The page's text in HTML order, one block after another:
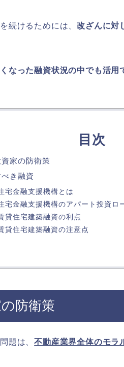
続けるためには、改ざんに対
なった融資状況の中でも活用
目次
家の防衛策
き融資
宅金融支援機構とは
宅金融支援機構のアパート投資ロ
貸住宅建築融資の利点
貸住宅建築融資の注意点
防衛策
題は、不動産業界全体のモラ